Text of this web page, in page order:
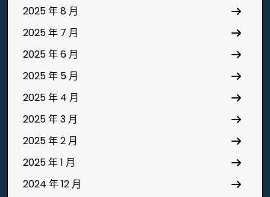
2025 年 8 月
2025 年 7 月
2025 年 6 月
2025 年 5 月
2025 年 4 月
2025 年 3 月
2025 年 2 月
2025 年 1 月
2024 年 12 月